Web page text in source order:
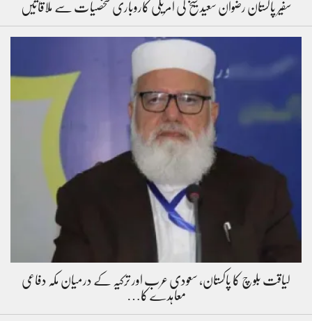
سفیر پاکستان رضوان سعید شیخ کی امریکی کاروباری شخصیات سے ملاقاتیں
لیاقت بلوچ کا پاکستان، سعودی عرب اور ترکیہ کے درمیان مکہ دفاعی
معاہدے کا…